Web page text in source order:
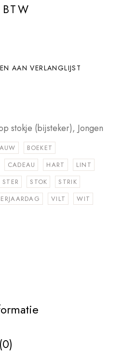
AAN VERLANGLIJST
stokje (bijsteker), Jongen
BOEKET
CADEAU HART
LINT
STER STOK
STRIK
VILT WIT